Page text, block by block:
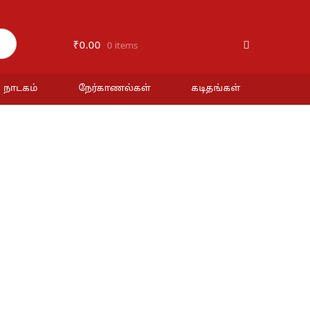
₹0.00 0 items
நாடகம் நேர்காணல்கள் கடிதங்கள்